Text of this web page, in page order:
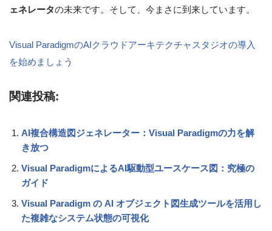
ェネレータの未来です。そして、今まさに到来しています。
Visual ParadigmのAIクラウドアーキテクチャスタジオの導入
を始めましょう
関連投稿:
AI複合構造図ジェネレーター：Visual Paradigmの力を解
き放つ
Visual ParadigmによるAI駆動型ユースケース図：究極の
ガイド
Visual Paradigm の AI オブジェクト図生成ツールを活用し
た複雑なシステム状態の可視化